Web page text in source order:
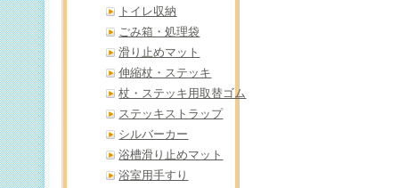
トイレ収納
ごみ箱・処理袋
滑り止めマット
伸縮杖・ステッキ
杖・ステッキ用取替ゴム
ステッキストラップ
シルバーカー
浴槽滑り止めマット
浴室用手すり